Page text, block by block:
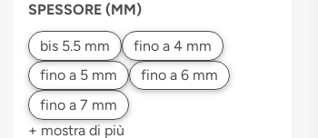
SPESSORE (MM)
+ mostra di più